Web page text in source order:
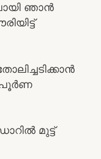
ഞാന്‍
പൂര്‍ണ
മുട്ട്